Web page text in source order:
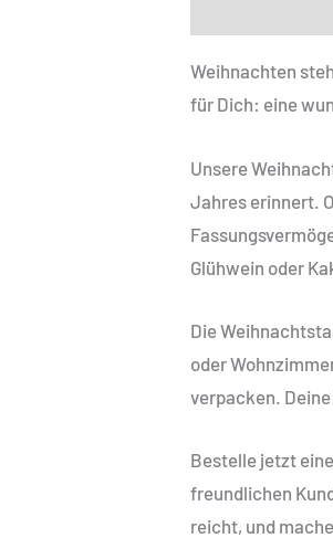
Weihnachten
für Dich: eine
Unsere
Jahres erinnert.
Glühwein oder
Die
oder
verpacken.
Bestelle jetzt
freundlichen
reicht, und